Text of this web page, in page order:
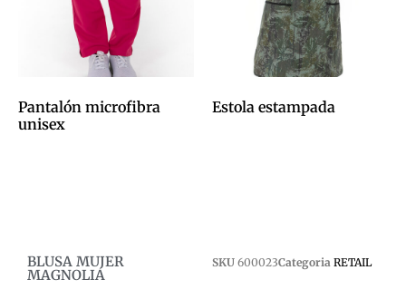
Pantalón microfibra
unisex
Estola estampada
BLUSA MUJER
MAGNOLIA
SKU 600023Categoria RETAIL